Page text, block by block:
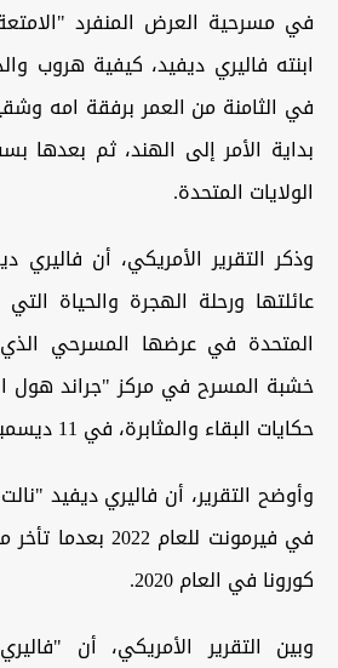
في مسرحية العرض المنفرد
ابنته فاليري ديفيد، كيفية هروب
في الثامنة من العمر برفقة امه
بداية الأمر إلى الهند، ثم بعدها
الولايات المتحدة.
وذكر التقرير الأمريكي، أن
عائلتها ورحلة الهجرة والحياة
المتحدة في عرضها المسرحي
خشبة المسرح في مركز "جراند هول
حكايات البقاء والمثابرة، في 11 ديسمبر/كانون الأول الحالي.
وأوضح التقرير، أن فاليري ديفيد
في فيرمونت للعام
كورونا في العام 2020.
وبين التقرير الأمريكي، أن